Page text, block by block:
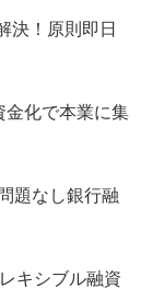
決！原則即日
金化で本業に集
題なし銀行融
キシブル融資